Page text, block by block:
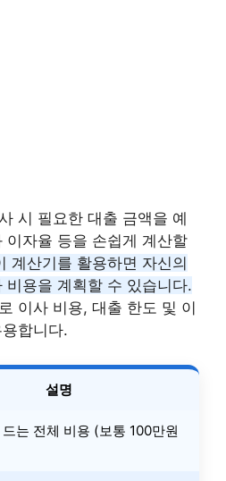
시 필요한 대출 금액을 예
이자율 등을 손쉽게 계산할
계산기를 활용하면 자신의
비용을 계획할 수 있습니다.
이사 비용, 대출 한도 및 이
합니다.
설명
는 전체 비용 (보통 100만원